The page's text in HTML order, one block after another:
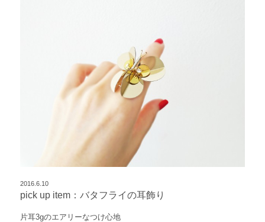
2016.6.10
pick up item：バタフライの耳飾り
片耳3gのエアリーなつけ心地